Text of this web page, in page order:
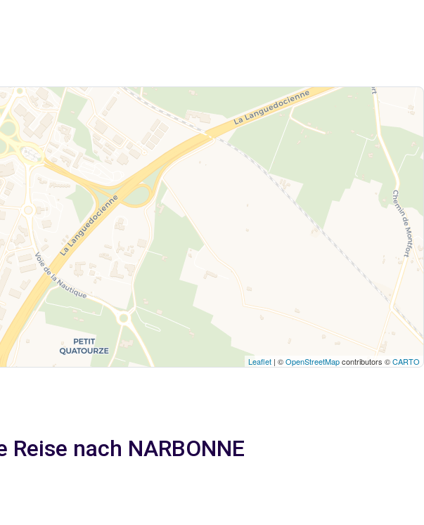
Leaflet | ©OpenStreetMapcontributors ©CARTO
nach NARBONNE